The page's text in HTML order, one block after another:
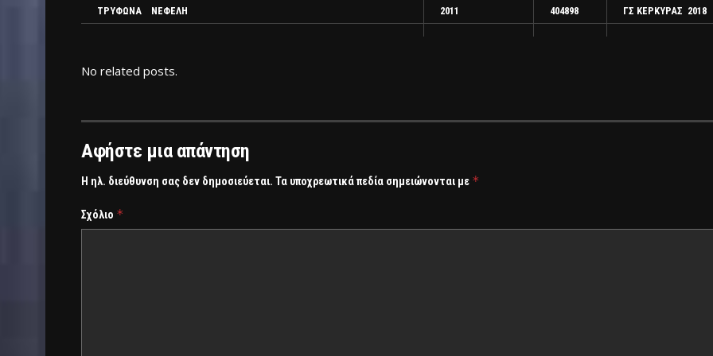
ΤΡΥΦΩΝΑ ΝΕΦΕΛΗ 2011 404898 ΓΣ ΚΕΡΚΥΡΑΣ 2018
No related posts.
Αφήστε μια απάντηση
Η ηλ. διεύθυνση σας δεν δημοσιεύεται. Τα υποχρεωτικά πεδία σημειώνονται με *
Σχόλιο *